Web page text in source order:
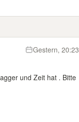
Gestern, 20:23
und Zeit hat . Bitte